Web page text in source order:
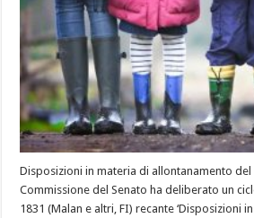
Disposizioni in materia di allontanamento
Commissione del Senato ha deliberato un
1831 (Malan e altri, FI) recante ‘Disposizioni